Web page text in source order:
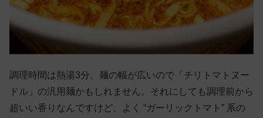
調理時間は熱湯3分、麺の幅が広いので「チリトマトヌー
ドル」の汎用麺かもしれません。それにしても調理前から
超いい香りなんですけど、よく “ガーリックトマト” 系の